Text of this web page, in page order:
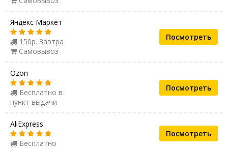
Яндекс Маркет
150р. Завтра
Самовывоз
Посмотреть
Ozon
Бесплатно в
пункт выдачи
Посмотреть
AliExpress
Бесплатно
Посмотреть